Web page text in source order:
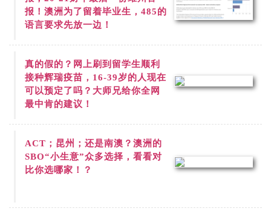
报！澳洲为了留着毕业生，485的
语言要求先放一边！
真的假的？网上刷到 留学生顺利
接种辉瑞疫苗，16-39岁的人现在
可以预定了吗？大师兄给你全网
最中肯的建议！
ACT；昆州；还是南澳？澳洲的
SBO“小生意”众多选择，看看对
比你选哪家！？